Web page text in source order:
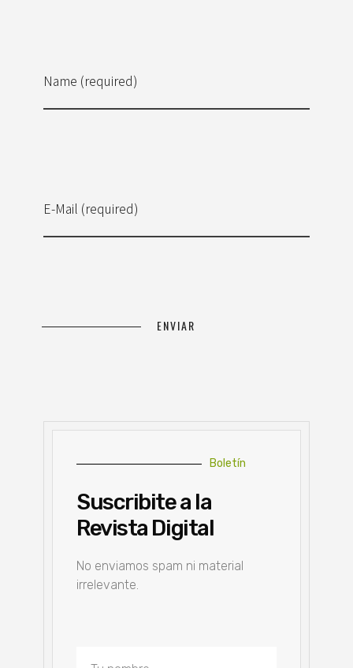
Name (required)
E-Mail (required)
Boletín
Suscribite a la
Revista Digital
No enviamos spam ni material
irrelevante.